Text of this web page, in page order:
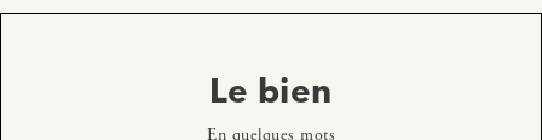
Le bien
En quelques mots